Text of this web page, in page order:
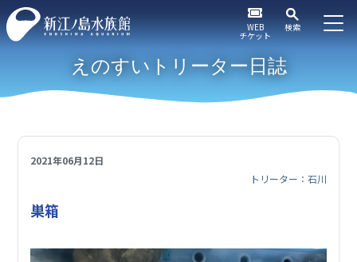
WEB
チケット
検索
えのすいトリーター日誌
2021年06月12日
トリーター：石川
巣箱